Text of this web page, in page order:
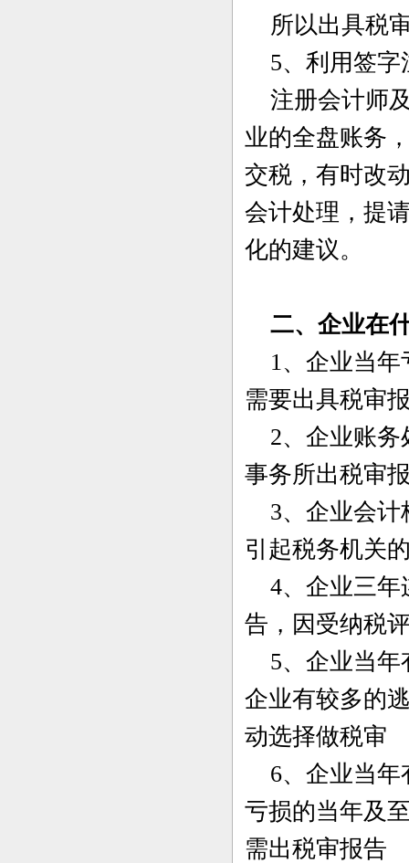
所以出具税
5、利用签字
注册会计师
业的全盘账务
交税，有时改
会计处理，提
化的建议。
二、企业在
1、企业当年
需要出具税审
2、企业账务
事务所出税审
3、企业会计
引起税务机关
4、企业三年
告，因受纳税
5、企业当年
企业有较多的
动选择做税审
6、企业当年
亏损的当年及
需出税审报告